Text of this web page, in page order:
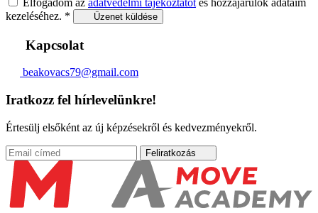
Elfogadom az adatvédelmi tájékoztatót és hozzájárulok adataim
kezeléséhez. * Üzenet küldése
Kapcsolat
beakovacs79@gmail.com
Iratkozz fel hírlevelünkre!
Értesülj elsőként az új képzésekről és kedvezményekről.
Feliratkozás